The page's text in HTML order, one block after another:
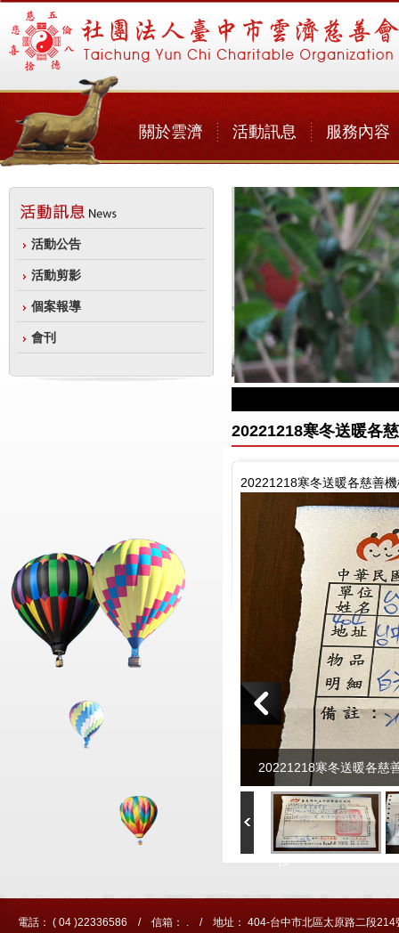
關於雲濟 活動訊息 服務內容
活動公告
活動剪影
個案報導
會刊
20221218寒冬送暖各
20221218寒冬送暖各慈善
20221218寒冬送暖各慈
電話： ( 04 )22336586 / 信箱： . / 地址： 404-台中市北區太原路二段214